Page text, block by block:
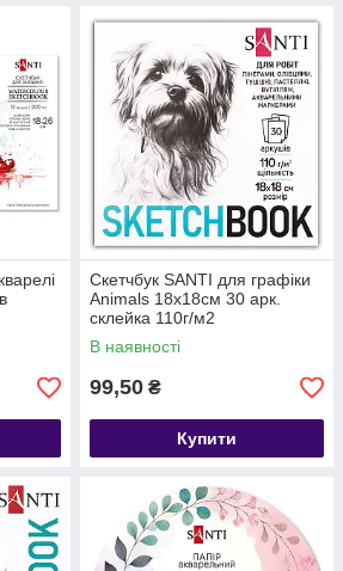
Скетчбук SANTI для графіки
Animals 18х18см 30 арк.
склейка 110г/м2
В наявності
99,50 ₴
Купити